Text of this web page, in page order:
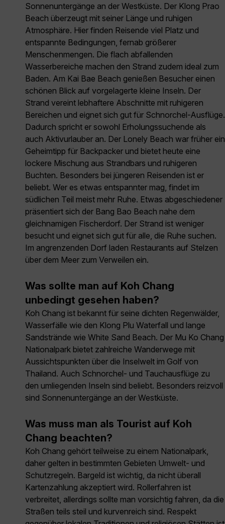
Sonnenuntergänge an der Westküste. Der Klong Prao
Beach überzeugt mit seiner Länge und ruhigen
Atmosphäre. Hier finden Reisende viel Platz und
entspannte Bedingungen, fernab größerer
Menschenmengen. Die flach abfallenden
Wasserbereiche machen den Strand zudem ideal zum
Baden. Am Kai Bae Beach genießen Besucher einen
schönen Blick auf vorgelagerte kleine Inseln. Der
Strand vereint lebhaftere Abschnitte mit ruhigeren
Bereichen und eignet sich gut für Schnorchel-Ausflüge.
Dadurch spricht er sowohl Erholungssuchende als
auch Aktivurlauber an. Der Lonely Beach war früher ein
Geheimtipp für Backpacker und bietet heute eine
lockere Mischung aus Strandbars und ruhigeren
Buchten. Besonders bei jüngeren Reisenden ist er
beliebt. Wer es etwas entspannter mag, findet im
südlichen Teil meist mehr Ruhe. Etwas abgeschiedener
präsentiert sich der Bang Bao Beach nahe dem
gleichnamigen Fischerdorf. Der Strand ist weniger
besucht und eignet sich gut für alle, die Ruhe suchen.
Im angrenzenden Dorf laden Restaurants auf Stelzen
über dem Meer zum Verweilen ein.
Was sollte man auf Koh Chang
unbedingt gesehen haben?
Koh Chang ist bekannt für seine dichten Regenwälder,
Wasserfälle wie den Klong Plu Waterfall und lange
Sandstrände wie White Sand Beach. Der Mu Ko Chang
Nationalpark bietet zahlreiche Wanderwege mit
Aussichtspunkten über die Inselwelt im Golf von
Thailand. Auch Schnorchel- und Tauchausflüge zu
den umliegenden Inseln sind beliebt. Besonders reizvoll
sind Sonnenuntergänge an der Westküste.
Was muss man als Tourist auf Koh
Chang beachten?
Koh Chang gehört teilweise zu einem Nationalpark,
daher gelten in bestimmten Gebieten Umwelt- und
Schutzregeln. Bargeld ist wichtig, da nicht überall
Kartenzahlung akzeptiert wird. Rollerfahren ist
verbreitet, allerdings sollte man vorsichtig fahren, da die
Straßen teils steil und kurvenreich sind. Respekt